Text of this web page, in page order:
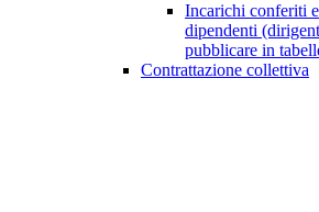
Incarichi conferiti
dipendenti
pubblicare in
Contrattazione collettiva